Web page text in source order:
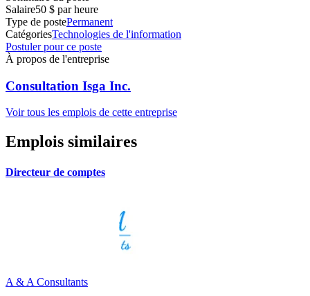
Salaire50 $ par heure
Type de postePermanent
CatégoriesTechnologies de l'information
Postuler pour ce poste
À propos de l'entreprise
Consultation Isga Inc.
Voir tous les emplois de cette entreprise
Emplois similaires
Directeur de comptes
A & A Consultants